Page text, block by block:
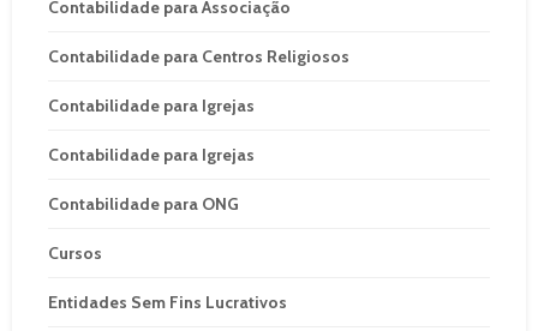
Contabilidade para Associação
Contabilidade para Centros Religiosos
Contabilidade para Igrejas
Contabilidade para Igrejas
Contabilidade para ONG
Cursos
Entidades Sem Fins Lucrativos